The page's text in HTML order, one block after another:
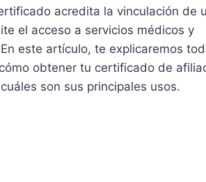
acredita la vinculación de
el acceso a servicios médicos y
este artículo, te explicaremos
obtener tu certificado de
son sus principales usos.